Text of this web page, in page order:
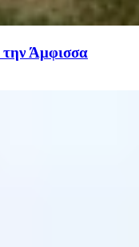
την Άμφισσα